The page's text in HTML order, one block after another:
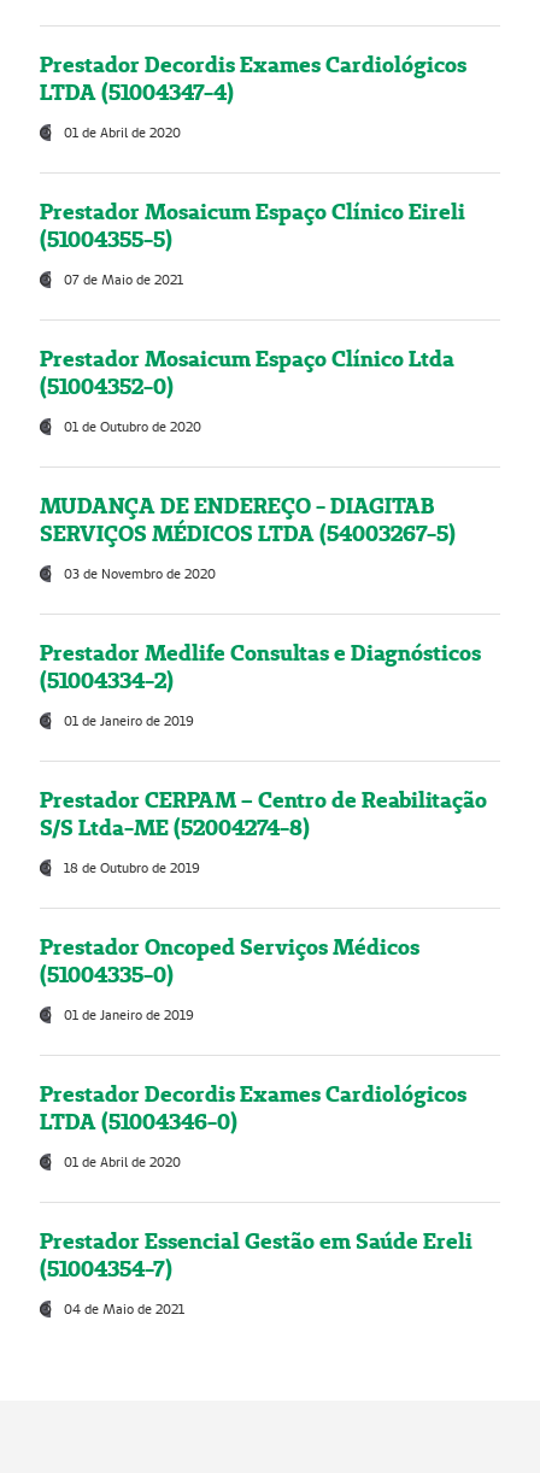
Prestador Decordis Exames Cardiológicos
LTDA (51004347-4)
01 de Abril de 2020
Prestador Mosaicum Espaço Clínico Eireli
(51004355-5)
07 de Maio de 2021
Prestador Mosaicum Espaço Clínico Ltda
(51004352-0)
01 de Outubro de 2020
MUDANÇA DE ENDEREÇO - DIAGITAB
SERVIÇOS MÉDICOS LTDA (54003267-5)
03 de Novembro de 2020
Prestador Medlife Consultas e Diagnósticos
(51004334-2)
01 de Janeiro de 2019
Prestador CERPAM – Centro de Reabilitação
S/S Ltda-ME (52004274-8)
18 de Outubro de 2019
Prestador Oncoped Serviços Médicos
(51004335-0)
01 de Janeiro de 2019
Prestador Decordis Exames Cardiológicos
LTDA (51004346-0)
01 de Abril de 2020
Prestador Essencial Gestão em Saúde Ereli
(51004354-7)
04 de Maio de 2021